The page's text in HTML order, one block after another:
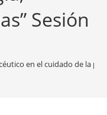
Sesión
en el cuidado de la